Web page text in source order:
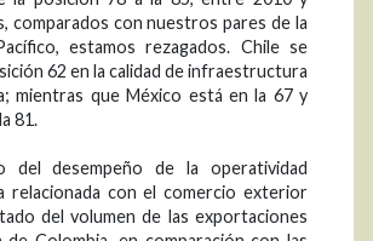
comparados con nuestros pares de la
estamos rezagados. Chile se
62 en la calidad de infraestructura
mientras que México está en la 67 y
81.
del desempeño de la operatividad
relacionada con el comercio exterior
del volumen de las exportaciones